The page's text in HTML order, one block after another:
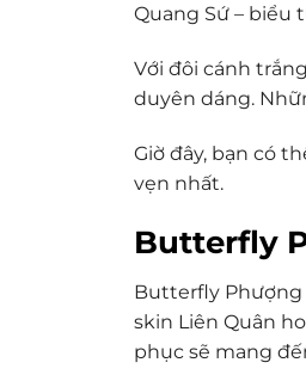
Quang Sứ – biểu
Với đôi cánh
duyên dáng.
Giờ đây, bạn có
vẹn nhất.
Butterfly
Butterfly Phượng
skin Liên Quân
phục sẽ mang